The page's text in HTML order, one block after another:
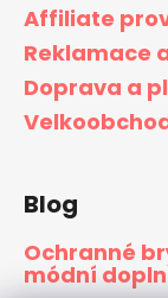
Affiliate
Reklamace
Doprava a
Blog
Ochranné
módní